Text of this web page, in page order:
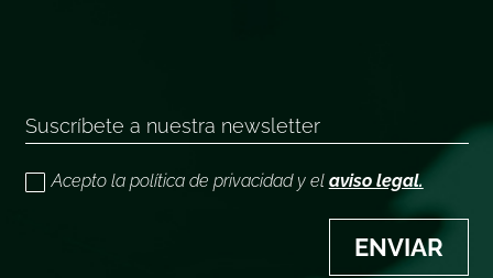
Acepto la política de privacidad y el aviso legal.
ENVIAR